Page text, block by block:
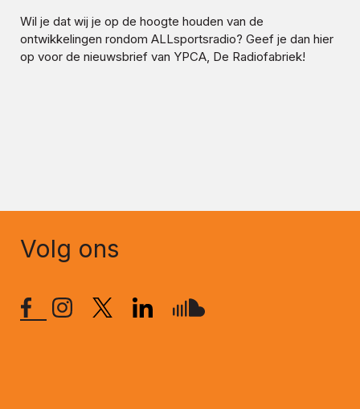
Wil je dat wij je op de hoogte houden van de
ontwikkelingen rondom ALLsportsradio? Geef je dan hier
op voor de nieuwsbrief van YPCA, De Radiofabriek!
Volg ons